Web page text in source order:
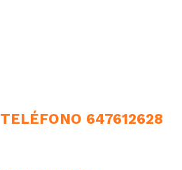
TELÉFONO 647612628